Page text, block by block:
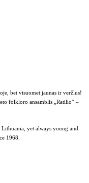
bet visuomet jaunas ir veržlus!
folkloro ansamblis „Ratilio“ –
yet always young and
1968.